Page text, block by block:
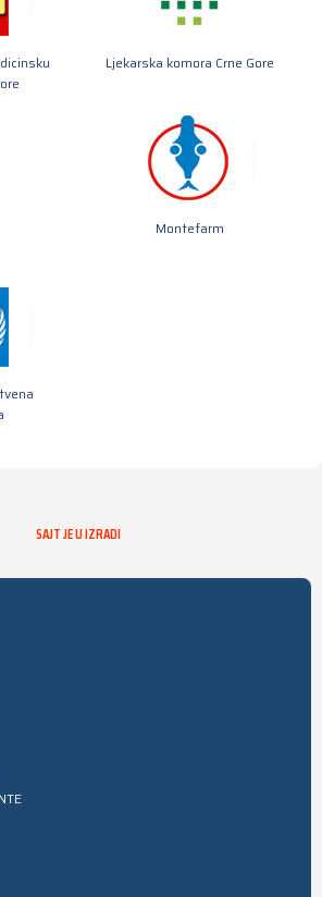
Ljekarska komora Crne Gore
Montefarm
SAJT JE U IZRADI